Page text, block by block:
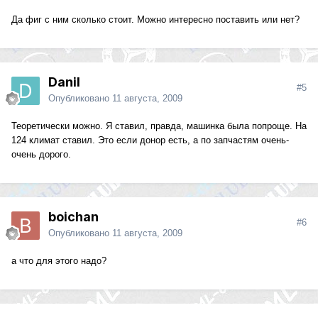
Да фиг с ним сколько стоит. Можно интересно поставить или нет?
Danil
Опубликовано 11 августа, 2009
#5
Теоретически можно. Я ставил, правда, машинка была попроще. На
124 климат ставил. Это если донор есть, а по запчастям очень-
очень дорого.
boichan
Опубликовано 11 августа, 2009
#6
а что для этого надо?